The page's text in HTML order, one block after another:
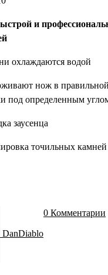
и
охлаждаются водой
нож в
под определенным
заусенца
точильных
DanDiablo
0 Комментарии